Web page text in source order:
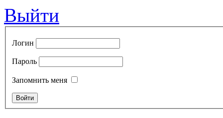
Выйти
Логин
Пароль
Запомнить меня